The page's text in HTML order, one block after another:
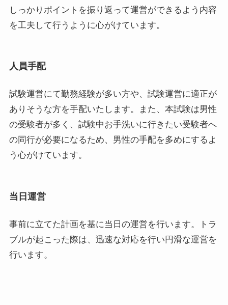
しっかりポイントを振り返って運営ができるよう内容
を工夫して行うように心がけています。
人員手配
試験運営にて勤務経験が多い方や、試験運営に適正が
ありそうな方を手配いたします。また、本試験は男性
の受験者が多く、試験中お手洗いに行きたい受験者へ
の同行が必要になるため、男性の手配を多めにするよ
う心がけています。
当日運営
事前に立てた計画を基に当日の運営を行います。トラ
ブルが起こった際は、迅速な対応を行い円滑な運営を
行います。